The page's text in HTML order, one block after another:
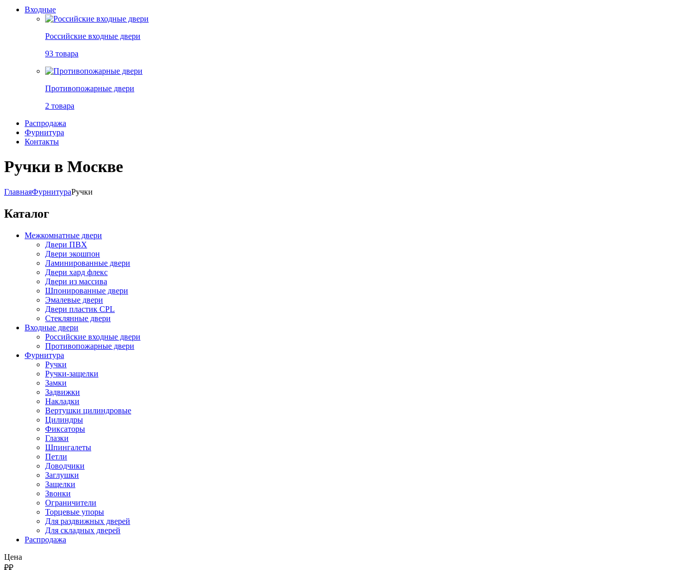
Входные
Российские входные двери
93 товара
Противопожарные двери
2 товара
Распродажа
Фурнитура
Контакты
Ручки в Москве
ГлавнаяФурнитураРучки
Каталог
Межкомнатные двери
Двери ПВХ
Двери экошпон
Ламинированные двери
Двери хард флекс
Двери из массива
Шпонированные двери
Эмалевые двери
Двери пластик CPL
Стеклянные двери
Входные двери
Российские входные двери
Противопожарные двери
Фурнитура
Ручки
Ручки-защелки
Замки
Задвижки
Накладки
Вертушки цилиндровые
Цилиндры
Фиксаторы
Глазки
Шпингалеты
Петли
Доводчики
Заглушки
Защелки
Звонки
Ограничители
Торцевые упоры
Для раздвижных дверей
Для складных дверей
Распродажа
Цена
₽₽